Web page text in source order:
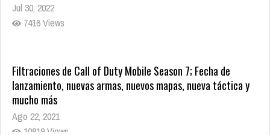
Jul 30, 2022
7416 Views
Filtraciones de Call of Duty Mobile Season 7; Fecha de
lanzamiento, nuevas armas, nuevos mapas, nueva táctica y
mucho más
Ago 22, 2021
10819 Views